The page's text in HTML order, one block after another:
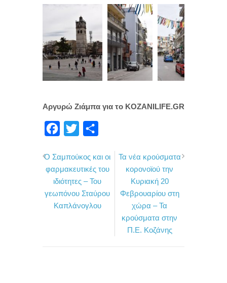
Αργυρώ Ζιάμπα για το KOZANILIFE.GR
c
e
b
o
i
t
t
e
ι
ρ
α
σ
Ο Σαμπούκος και οι
φαρμακευτικές του
ιδιότητες – Του
γεωπόνου Σταύρου
Καπλάνογλου
Τα νέα κρούσματα
κορονοϊού την
Κυριακή 20
Φεβρουαρίου στη
χώρα – Τα
κρούσματα στην
Π.Ε. Κοζάνης